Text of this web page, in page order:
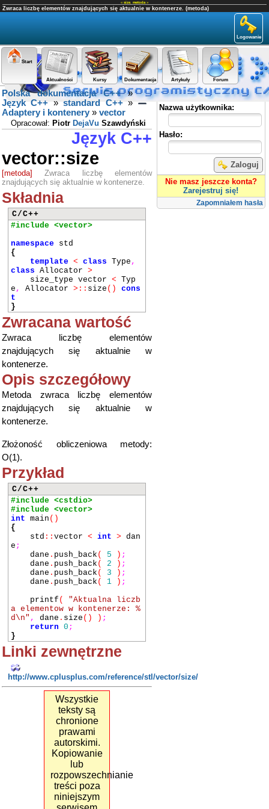
« size metoda »
Zwraca liczbę elementów znajdujących się aktualnie w kontenerze. (metoda)
Logowanie
Start
Aktualności Kursy Dokumentacja Artykuły Forum
Panel użytkownika
Nazwa użytkownika:
Hasło:
Zaloguj
Nie masz jeszcze konta?
Zarejestruj się!
Zapomniałem hasła
Polska dokumentacja C++»
Język C++ »standard C++»
Adaptery i kontenery » vector
Opracował: Piotr DejaVu Szawdyński
Język C++
vector::size
[metoda]Zwraca liczbę elementów
znajdujących się aktualnie w kontenerze.
Składnia
C/C++
#include <vector>
namespace std
{
template < class Type ,
class Allocator >
size_type vector < Typ
e , Allocator >:: size ()
cons
t
}
Zwracana wartość
Zwraca liczbę elementów
znajdujących się aktualnie w
kontenerze.
Opis szczegółowy
Metoda zwraca liczbę elementów
znajdujących się aktualnie w
kontenerze.
Złożoność obliczeniowa metody:
O(1).
Przykład
C/C++
#include <cstdio>
#include <vector>
int main ()
{
std :: vector < int > dan
e ;
dane . push_back ( 5 ) ;
dane . push_back ( 2 ) ;
dane . push_back ( 3 ) ;
dane . push_back ( 1 ) ;
printf (
"Aktualna liczb
a elementow w kontenerze: %
d\n" , dane . size () ) ;
return 0 ;
}
Linki zewnętrzne
http://www.cplusplus.com/reference/stl/vector/size/
Wszystkie
teksty są
chronione
prawami
autorskimi.
Kopiowanie
lub
rozpowszechnianie
treści poza
niniejszym